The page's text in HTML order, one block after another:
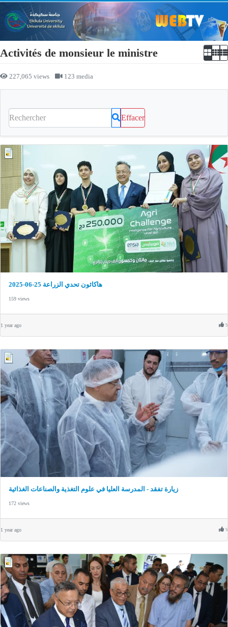
Activités de monsieur le ministre
227,065 views 123 media
Effacer
هاكاثون تحدي الزراعة 25-06-2025
159 views
1 year ago 5
زيارة تفقد - المدرسة العليا في علوم التغذية والصناعات الغذائية
172 views
1 year ago 5